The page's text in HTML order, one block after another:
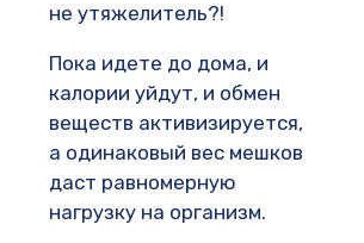
не утяжелитель?!
Пока идете до дома, и
калории уйдут, и обмен
веществ активизируется,
а одинаковый вес мешков
даст равномерную
нагрузку на организм.